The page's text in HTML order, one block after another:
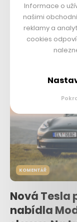
V elektromobilitě
zůstává bokem.
výrobců z Evropské
KOMENTÁŘ
Nová Tesla
nabídla
Informace o
našimi
reklamy a
cookies